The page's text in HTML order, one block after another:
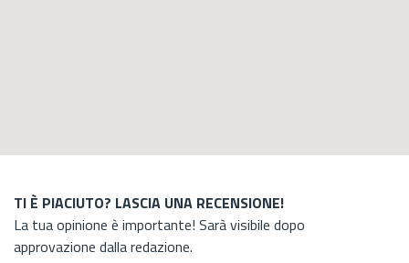
TI È PIACIUTO? LASCIA UNA RECENSIONE!
La tua opinione è importante! Sarà visibile dopo
approvazione dalla redazione.